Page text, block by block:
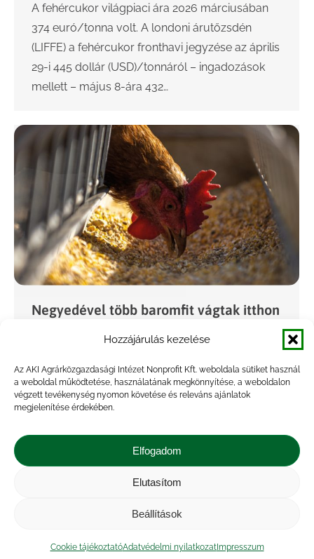
Hozzájárulás kezelése
Az AKI Agrárközgazdasági Intézet Nonprofit Kft. weboldala sütiket használ
a weboldal működtetése, használatának megkönnyítése, a weboldalon
végzett tevékenység nyomon követése és releváns ajánlatok
megjelenítése érdekében.
Elfogadom
Elutasítom
Beállítások
Cookie tájékoztatóAdatvédelmi nyilatkozatImpresszum
A fehércukor világpiaci ára 2026 márciusában
374 euró/tonna volt. A londoni árutőzsdén
(LIFFE) a fehércukor fronthavi jegyzése az április
29-i 445 dollár (USD)/tonnáról – ingadozások
mellett – május 8-ára 432…
Negyedével több baromfit vágtak itthon
By Marossyné Kemény Viktória 2026.05.05.
Az AKI vágási statisztikai adatai alapján
baromfit vágtak le 2026 első három
hónapjában, 25,4 százalékkal többet, mint egy
évvel korábban; ezen belül a vágócsirke 164…
← 1 2 3 4 5 … 30 →